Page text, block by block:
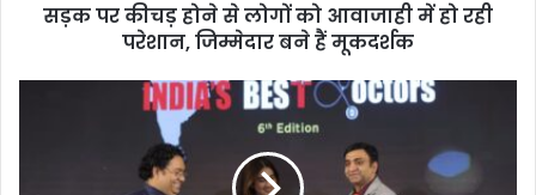
सड़क पर कीचड़ होने से लोगों को आवाजाही में हो रही
परेशान, जिम्मेदार बने हैं मूकदर्शक